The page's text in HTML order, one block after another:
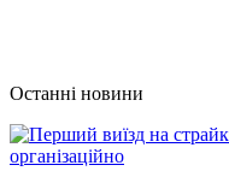
Останні новини